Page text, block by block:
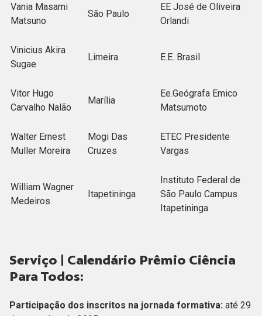
Vania Masami
Matsuno
São Paulo
EE José de Oliveira
Orlandi
Vinicius Akira
Sugae
Limeira E.E. Brasil
Vitor Hugo
Carvalho Nalão
Marília
Ee.Geógrafa Emico
Matsumoto
Walter Ernest
Muller Moreira
Mogi Das
Cruzes
ETEC Presidente
Vargas
William Wagner
Medeiros
Itapetininga
Instituto Federal de
São Paulo Campus
Itapetininga
Serviço | Calendário Prêmio Ciência
Para Todos:
Participação dos inscritos na jornada formativa: até 29